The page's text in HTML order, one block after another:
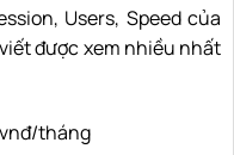
Users, Speed của
được xem nhiều nhất
tháng